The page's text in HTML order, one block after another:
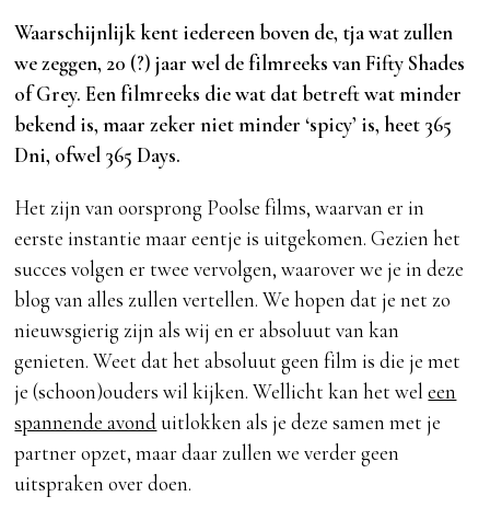
Waarschijnlijk kent iedereen boven de, tja wat zullen
we zeggen, 20 (?) jaar wel de filmreeks van Fifty Shades
of Grey. Een filmreeks die wat dat betreft wat minder
bekend is, maar zeker niet minder ‘spicy’ is, heet 365
Dni, ofwel 365 Days.
Het zijn van oorsprong Poolse films, waarvan er in
eerste instantie maar eentje is uitgekomen. Gezien het
succes volgen er twee vervolgen, waarover we je in deze
blog van alles zullen vertellen. We hopen dat je net zo
nieuwsgierig zijn als wij en er absoluut van kan
genieten. Weet dat het absoluut geen film is die je met
je (schoon)ouders wil kijken. Wellicht kan het weleen
spannende avond uitlokken als je deze samen met je
partner opzet, maar daar zullen we verder geen
uitspraken over doen.